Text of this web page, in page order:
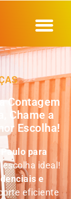
Contagem
Chame a
Escolha!
para
ideal!
e
eficiente